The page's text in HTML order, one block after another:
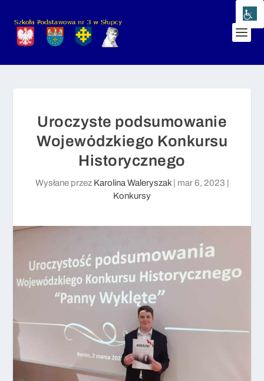
Uroczyste podsumowanie
Wojewódzkiego Konkursu
Historycznego
Wysłane przez Karolina Waleryszak| mar 6, 2023
Konkursy